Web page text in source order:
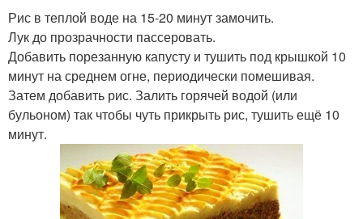
Рис в теплой воде на 15-20 минут замочить.
Лук до прозрачности пассеровать.
Добавить порезанную капусту и тушить под крышкой 10
минут на среднем огне, периодически помешивая.
Затем добавить рис. Залить горячей водой (или
бульоном) так чтобы чуть прикрыть рис, тушить ещё 10
минут.